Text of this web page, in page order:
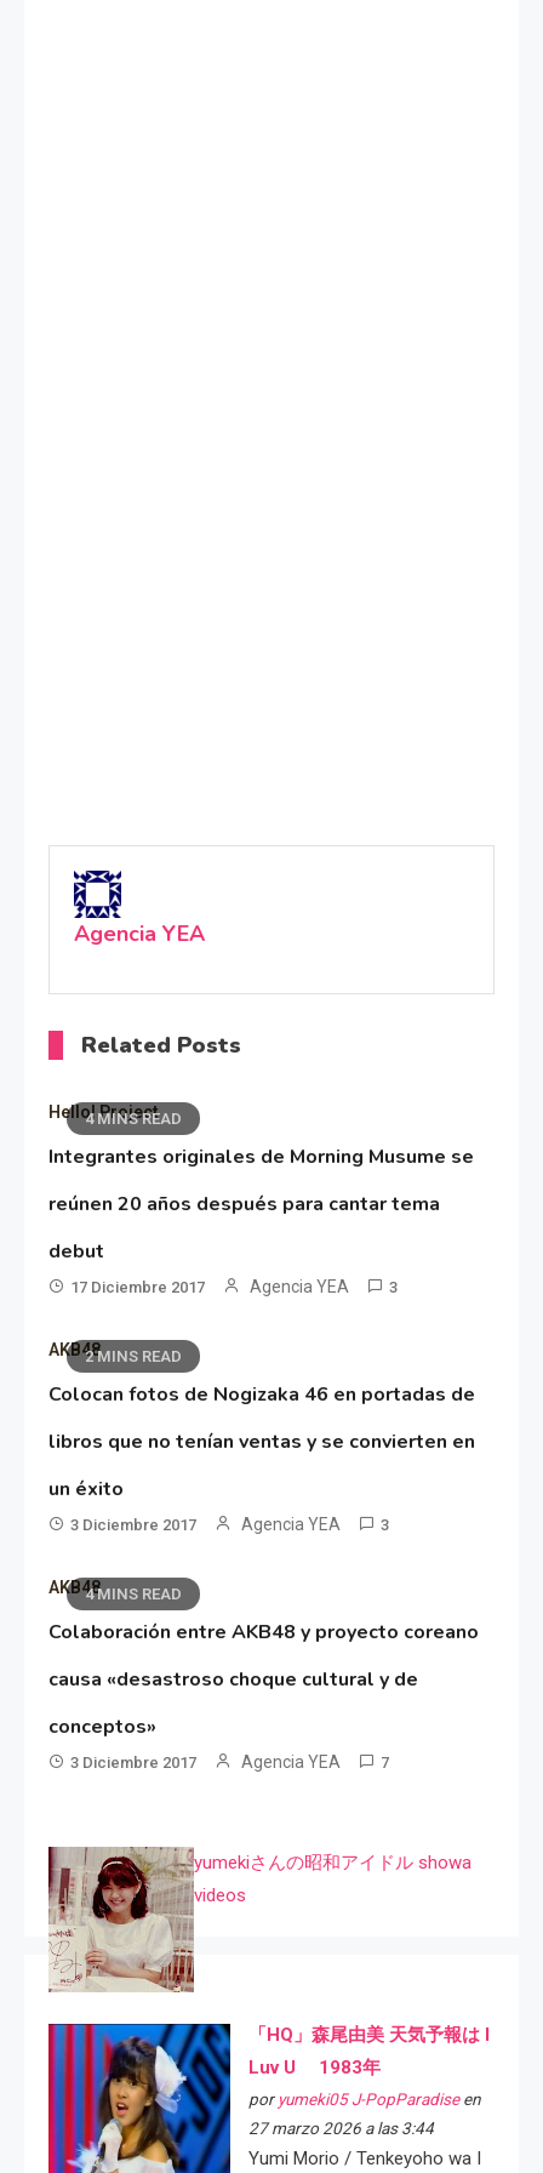
Agencia YEA
Related Posts
4 MINS READ
Hello! Project
Integrantes originales de Morning Musume se
reúnen 20 años después para cantar tema
debut
17 Diciembre 2017 Agencia YEA 3
2 MINS READ
AKB48
Colocan fotos de Nogizaka 46 en portadas de
libros que no tenían ventas y se convierten en
un éxito
3 Diciembre 2017 Agencia YEA 3
4 MINS READ
AKB48
Colaboración entre AKB48 y proyecto coreano
causa «desastroso choque cultural y de
conceptos»
3 Diciembre 2017 Agencia YEA 7
yumekiさんの昭和アイドル showa
videos
「HQ」森尾由美 天気予報は I
Luv U 1983年
por yumeki05 J-PopParadiseen
27 marzo 2026 a las 3:44
Yumi Morio / Tenkeyoho wa I